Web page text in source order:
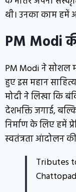
थी। उनका काम हमें
PM Modi
PM Modi ने सोशल
हुए इस महान
मोदी ने लिखा कि
देशभक्ति जगाई,
निर्माण के लिए हमें
स्वतंत्रता आंदोलन
Tributes